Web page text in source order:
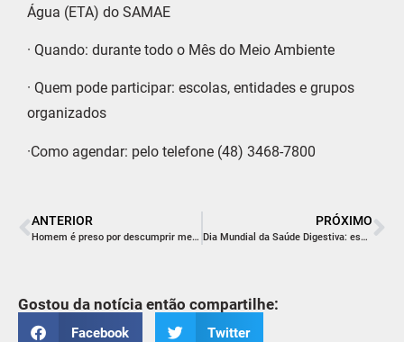
Água (ETA) do SAMAE
· Quando: durante todo o Mês do Meio Ambiente
· Quem pode participar: escolas, entidades e grupos
organizados
·Como agendar: pelo telefone (48) 3468-7800
ANTERIOR
Homem é preso por descumprir medida protetiva e ameaçar ex-companheira em Sombrio
PRÓXIMO
Dia Mundial da Saúde Digestiva: especialista orienta sobre sinais de alerta e cuidados preventivos
Gostou da notícia então compartilhe:
Facebook Twitter